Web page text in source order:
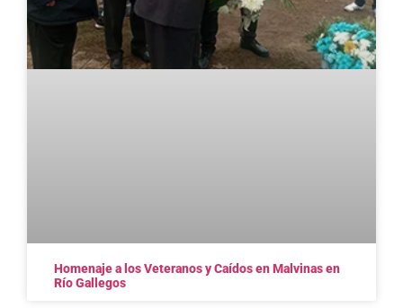
Homenaje a los Veteranos y Caídos en Malvinas en
Río Gallegos